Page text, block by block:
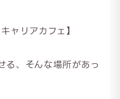
ャリアカフェ】
る、そんな場所があっ